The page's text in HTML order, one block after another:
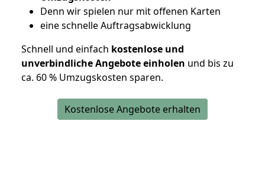
Denn wir spielen nur mit offenen Karten
eine schnelle Auftragsabwicklung
Schnell und einfach kostenlose und
unverbindliche Angebote einholen und bis zu
ca. 60 % Umzugskosten sparen.
Kostenlose Angebote erhalten